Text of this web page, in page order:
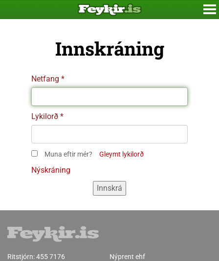
Innskráning
Netfang
Lykilorð
Muna eftir mér? Gleymt lykilorð
Nýskráning
Ritstjórn:455 7176
Nýprent ehf